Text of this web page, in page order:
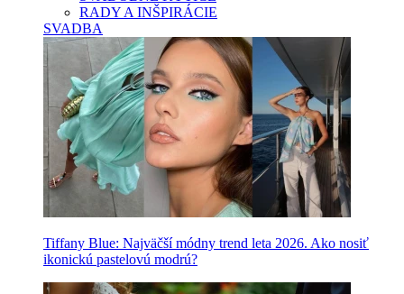
RADY A INŠPIRÁCIE
SVADBA
Tiffany Blue: Najväčší módny trend leta 2026. Ako nosiť
ikonickú pastelovú modrú?